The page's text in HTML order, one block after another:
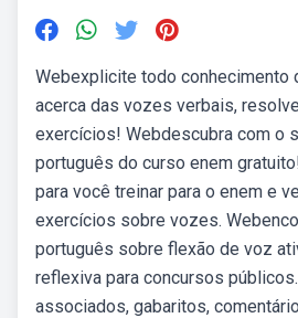
Webexplicite todo conhecimento
acerca das vozes verbais,
exercícios! Webdescubra com o
português do curso enem
para você treinar para o enem e
exercícios sobre vozes.
português sobre flexão de voz
reflexiva para concursos
associados, gabaritos,